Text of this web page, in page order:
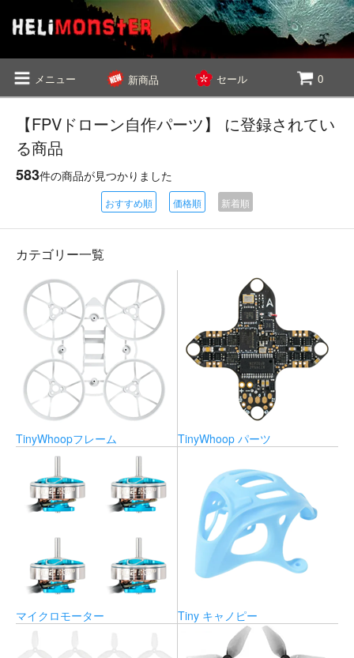
メニュー 新商品 セール 0
【FPVドローン自作パーツ】 に登録されてい
る商品
583件の商品が見つかりました
おすすめ順 価格順 新着順
カテゴリー一覧
TinyWhoopフレーム TinyWhoop パーツ
マイクロモーター Tiny キャノピー